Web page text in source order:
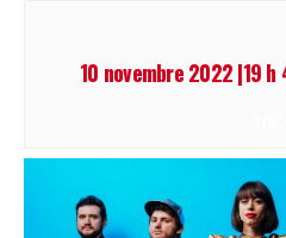
10 novembre 2022 |19 h